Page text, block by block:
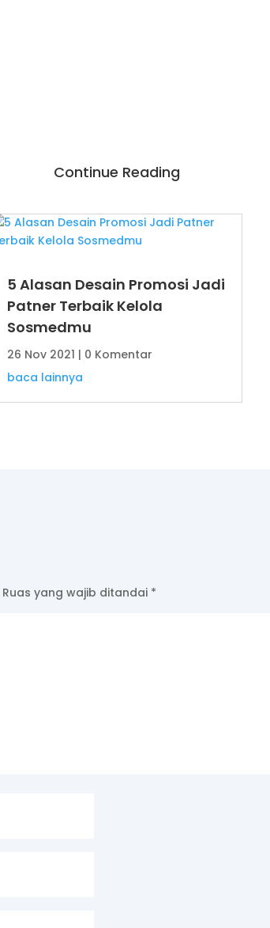
Continue Reading
5 Alasan Desain Promosi Jadi
Patner Terbaik Kelola
Sosmedmu
26 Nov 2021 | 0 Komentar
baca lainnya
Ruas yang wajib ditandai *